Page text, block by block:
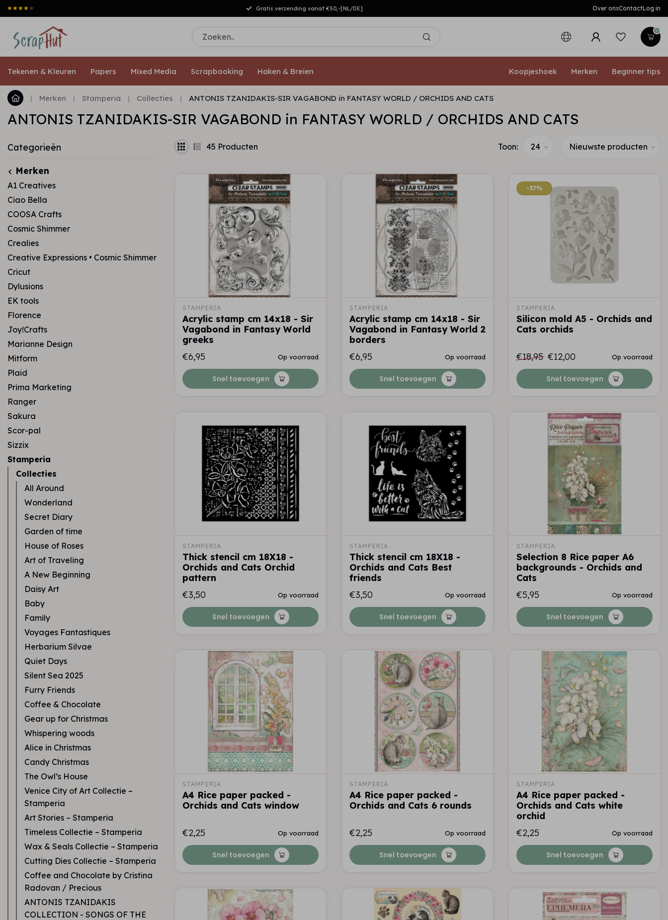
Gratis verzending vanaf €50,-[NL/DE] Over onsContactLog in
0
Tekenen & Kleuren Papers Mixed Media Scrapbooking Haken & Breien Koopjeshoek Merken Beginner tips
| Merken | Stamperia | Collecties | ANTONIS TZANIDAKIS-SIR VAGABOND in FANTASY WORLD / ORCHIDS AND CATS
ANTONIS TZANIDAKIS-SIR VAGABOND in FANTASY WORLD / ORCHIDS AND CATS
Categorieën
Merken
A1 Creatives
Ciao Bella
COOSA Crafts
Cosmic Shimmer
Crealies
Creative Expressions • Cosmic Shimmer
Cricut
Dylusions
EK tools
Florence
Joy!Crafts
Marianne Design
Mitform
Plaid
Prima Marketing
Ranger
Sakura
Scor-pal
Sizzix
Stamperia
Collecties
All Around
Wonderland
Secret Diary
Garden of time
House of Roses
Art of Traveling
A New Beginning
Daisy Art
Baby
Family
Voyages Fantastiques
Herbarium Silvae
Quiet Days
Silent Sea 2025
Furry Friends
Coffee & Chocolate
Gear up for Christmas
Whispering woods
Alice in Christmas
Candy Christmas
The Owl’s House
Venice City of Art Collectie –
Stamperia
Art Stories – Stamperia
Timeless Collectie – Stamperia
Wax & Seals Collectie – Stamperia
Cutting Dies Collectie – Stamperia
Coffee and Chocolate by Cristina
Radovan / Precious
ANTONIS TZANIDAKIS
COLLECTION - SONGS OF THE
45 Producten Toon:
STAMPERIA
Acrylic stamp cm 14x18 - Sir
Vagabond in Fantasy World
greeks
€6,95
Op voorraad
Snel toevoegen
STAMPERIA
Acrylic stamp cm 14x18 - Sir
Vagabond in Fantasy World 2
borders
€6,95
Op voorraad
Snel toevoegen
-37%
-37%
STAMPERIA
Silicon mold A5 - Orchids and
Cats orchids
€18,95 €12,00 Op voorraad
Snel toevoegen
STAMPERIA
Thick stencil cm 18X18 -
Orchids and Cats Orchid
pattern
€3,50
Op voorraad
Snel toevoegen
STAMPERIA
Thick stencil cm 18X18 -
Orchids and Cats Best
friends
€3,50
Op voorraad
Snel toevoegen
STAMPERIA
Selection 8 Rice paper A6
backgrounds - Orchids and
Cats
€5,95
Op voorraad
Snel toevoegen
STAMPERIA
A4 Rice paper packed -
Orchids and Cats window
€2,25 Op voorraad
Snel toevoegen
STAMPERIA
A4 Rice paper packed -
Orchids and Cats 6 rounds
€2,25 Op voorraad
Snel toevoegen
STAMPERIA
A4 Rice paper packed -
Orchids and Cats white
orchid
€2,25
Op voorraad
Snel toevoegen